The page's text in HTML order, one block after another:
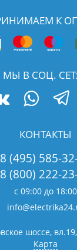
К
МЫ В СОЦ.
КОНТАКТЫ
8 (495) 585-
8 (800) 222-
с 09:00 до 18:00
шоссе, вл.19,
Карта